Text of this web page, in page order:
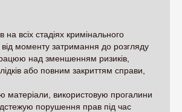
на всіх стадіях кримінального
моменту затримання до розгляду
над зменшенням ризиків,
або повним закриттям справи,
матеріали, використовую прогалини
порушення прав під час